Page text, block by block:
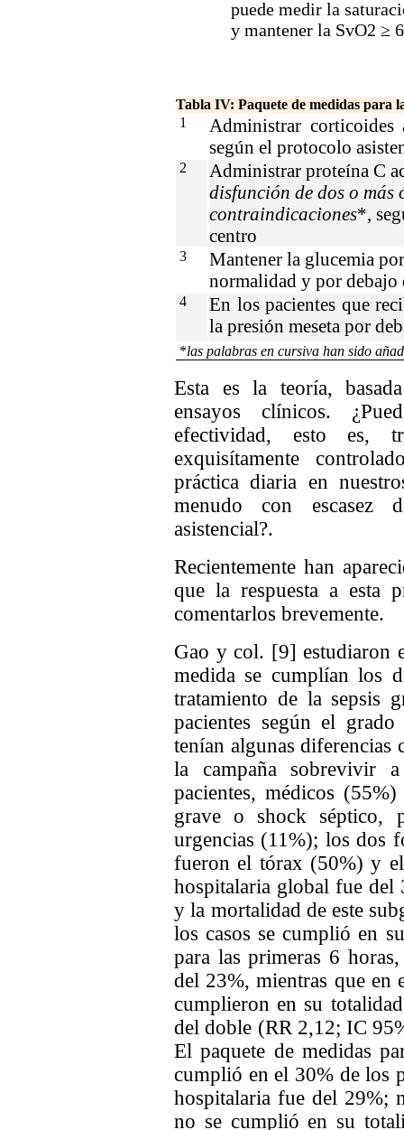
puede medir la
y mantener la SvO2 ≥
Tabla IV: Paquete de medidas para
1
Administrar
según el protocolo
2
Administrar proteína C
disfunción de dos o más
contraindicaciones*,
centro
3
Mantener la glucemia
normalidad y por debajo
4
En los pacientes que
la presión meseta por
*las palabras en cursiva han sido
Esta es la teoría,
ensayos clínicos.
efectividad, esto es,
exquisítamente
práctica diaria en
menudo con escasez
asistencial?.
Recientemente han
que la respuesta a esta
comentarlos brevemente.
Gao y col. [9] estudiaron
medida se cumplían los
tratamiento de la sepsis
pacientes según el
tenían algunas diferencias
la campaña sobrevivir
pacientes, médicos
grave o shock séptico,
urgencias (11%); los dos
fueron el tórax (50%) y
hospitalaria global fue
y la mortalidad de este
los casos se cumplió en
para las primeras 6
del 23%, mientras que en
cumplieron en su
del doble (RR 2,12; IC
El paquete de medidas
cumplió en el 30% de los
hospitalaria fue del 29%;
no se cumplió en su